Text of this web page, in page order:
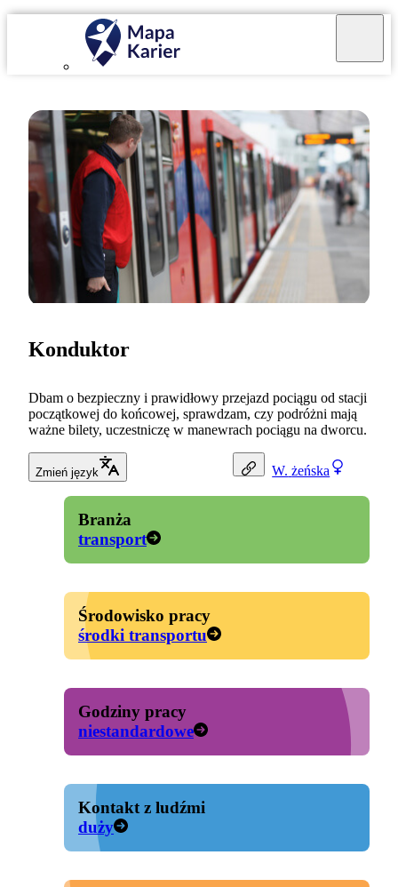
W. żeńska
Konduktor
Dbam o bezpieczny i prawidłowy przejazd pociągu od stacji
początkowej do końcowej, sprawdzam, czy podróżni mają
ważne bilety, uczestniczę w manewrach pociągu na dworcu.
Zmień język
Branża
transport
Środowisko pracy
środki transportu
Godziny pracy
niestandardowe
Kontakt z ludźmi
duży